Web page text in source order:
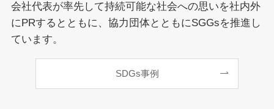
会社代表が率先して持続可能な社会への思いを社内外
にPRするとともに、協力団体とともにSGGsを推進し
ています。
SDGs事例